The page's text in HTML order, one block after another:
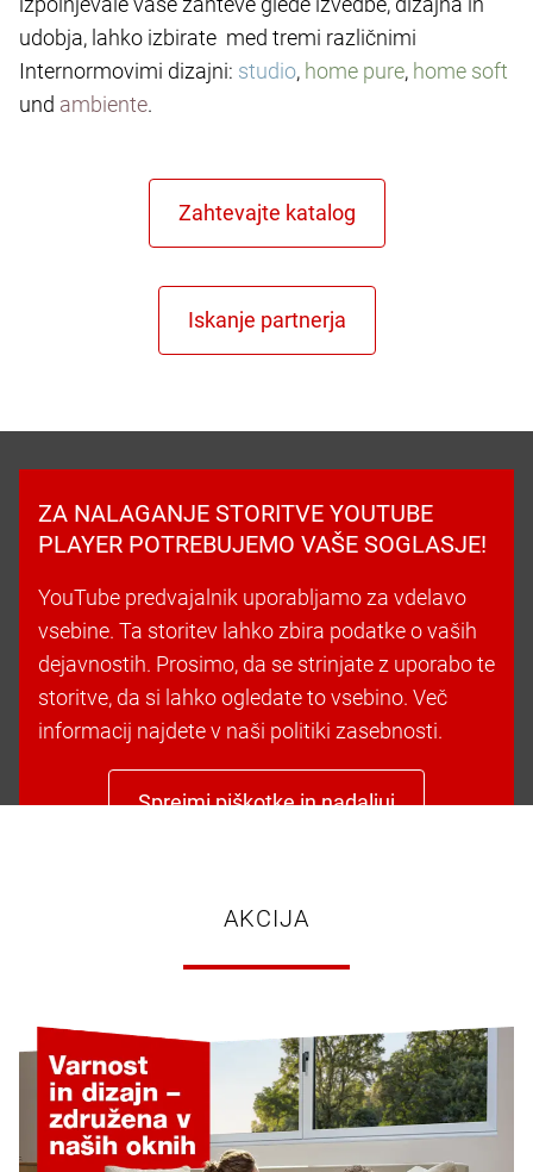
udobja, lahko izbirate med tremi različnimi
Internormovimi dizajni: studio, home pure, home soft
und ambiente.
ZA NALAGANJE STORITVE YOUTUBE
PLAYER POTREBUJEMO VAŠE SOGLASJE!
YouTube predvajalnik uporabljamo za vdelavo
vsebine. Ta storitev lahko zbira podatke o vaših
dejavnostih. Prosimo, da se strinjate z uporabo te
storitve, da si lahko ogledate to vsebino. Več
informacij najdete v naši politiki zasebnosti.
Sprejmi piškotke in nadaljuj
AKCIJA